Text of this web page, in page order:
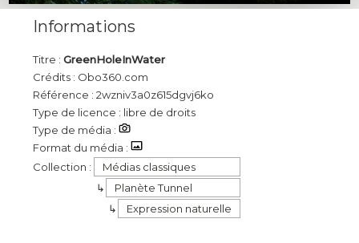
Informations
Titre :GreenHoleInWater
Crédits : Obo360.com
Référence : 2wzniv3a0z615dgvj6ko
Type de licence : libre de droits
Type de média :
Format du média :
Collection :
Médias classiques
Planète Tunnel
Expression naturelle